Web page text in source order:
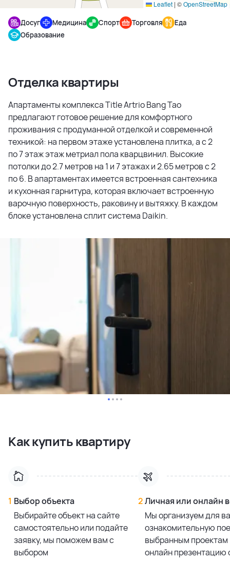
Leaflet | ©OpenStreetMap
Досуг Медицина Спорт Торговля
Еда
Образование
Отделка квартиры
Апартаменты комплекса Title Artrio Bang Tao
предлагают готовое решение для комфортного
проживания с продуманной отделкой и современной
техникой: на первом этаже установлена плитка, а с 2
по 7 этаж этаж метриал пола кварцвинил. Высокие
потолки до 2.7 метров на 1 и 7 этажах и 2.65 метров с 2
по 6. В апартаментах имеется встроенная сантехника
и кухонная гарнитура, которая включает встроенную
варочную поверхность, раковину и вытяжку. В каждом
блоке установлена сплит система Daikin.
Как купить квартиру
1 Выбор объекта
Выбирайте объект на сайте
самостоятельно или подайте
заявку, мы поможем вам с
выбором
2Личная или онлайн
Мы организуем для
ознакомительную
выбранным проектам
онлайн презентацию